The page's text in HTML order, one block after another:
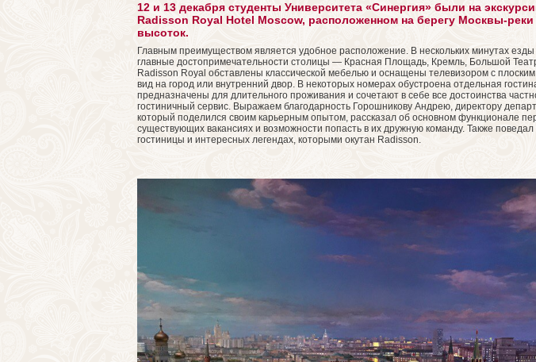
12 и 13 декабря студенты Университета «Синергия» были на
Radisson Royal Hotel Moscow, расположенном на берегу Москвы-реки
высоток.
Главным преимуществом является удобное расположение. В нескольких минутах
главные достопримечательности столицы — Красная Площадь, Кремль, Большой
Radisson Royal обставлены классической мебелью и оснащены телевизором с
вид на город или внутренний двор. В некоторых номерах обустроена отдельная
предназначены для длительного проживания и сочетают в себе все достоинства
гостиничный сервис. Выражаем благодарность Горошникову Андрею, директору
который поделился своим карьерным опытом, рассказал об основном функционале
существующих вакансиях и возможности попасть в их дружную команду. Также
гостиницы и интересных легендах, которыми окутан Radisson.